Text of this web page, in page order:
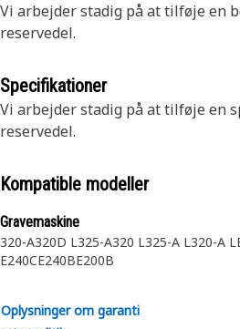
Vi arbejder stadig på at tilføje en
reservedel.
Specifikationer
Vi arbejder stadig på at tilføje en
reservedel.
Kompatible modeller
Gravemaskine
320-A320D L325-A320 L325-A L320-A L
E240CE240BE200B
Oplysninger om garanti